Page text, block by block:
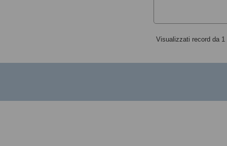
Visualizzati record da 1